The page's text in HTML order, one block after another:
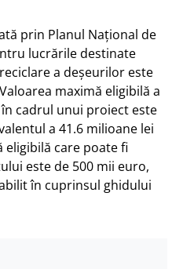
prin Planul Național de
lucrările destinate
a deșeurilor este
maximă eligibilă a
cadrul unui proiect este
a 41.6 milioane lei
eligibilă care poate fi
este de 500 mii euro,
în cuprinsul ghidului